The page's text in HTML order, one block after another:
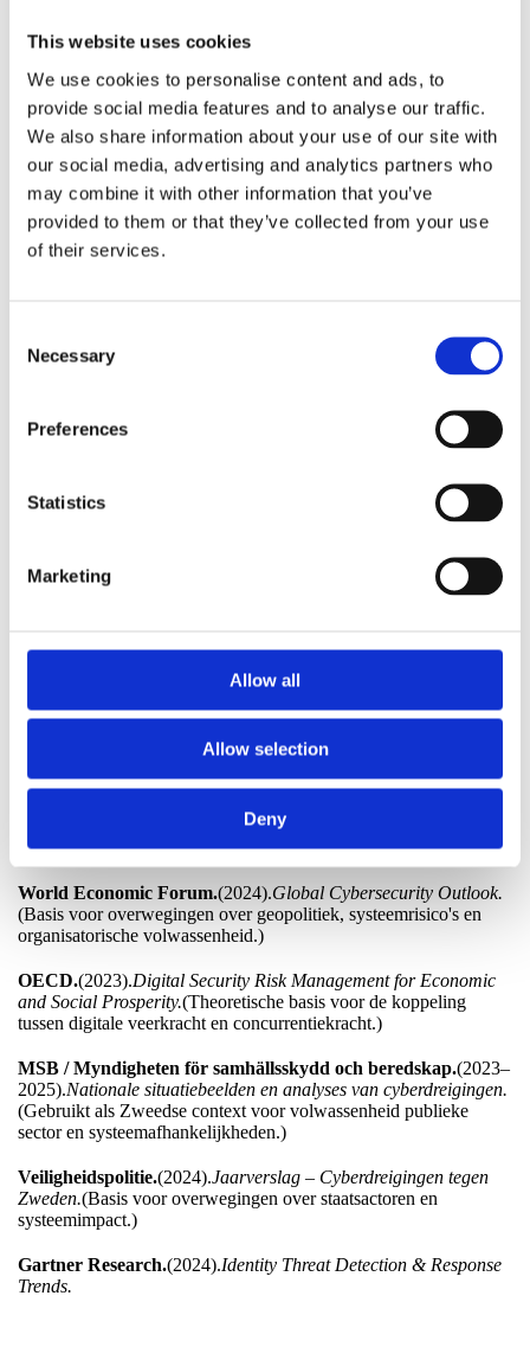
This website uses cookies
We use cookies to personalise content and ads, to
provide social media features and to analyse our traffic.
We also share information about your use of our site with
our social media, advertising and analytics partners who
may combine it with other information that you’ve
provided to them or that they’ve collected from your use
of their services.
Selection
Necessary
Preferences
Statistics
Marketing
Allow all
Allow selection
Deny
storm komt, en die ervoor zorgt dat iedereen overleeft.
Bronvermelding
Radar, Northwave & OneMore Secure.(2026).Threat
Intelligence Update Q1 – Cyber Risk Navigator: Building
Operational Resilience.(Hoofdbasis voor cijfers over supply
chain-volwassenheid, AI-gedreven aanvallen en NIS2-
voorbereiding.)
over aanvallersmethoden, supply chain-aanvallen en
systeemrisico's.)
ENISA – European Union Agency for Cybersecurity.
(2023).Supply Chain Cybersecurity Good Practices.
(Basis voor
Threat Intelligence Index 2025.
over NIS2-volwassenheid, governance-eisen en uitdagingen voor
EU-commissie.(2022).Richtlijn (EU) 2022/2555 – NIS2 Richtlijn.
(Hoofdjuridische bron voor eisen aan supply chain governance,
management accountability en risicogebaseerde maatregelen.)
achtergrond voor overwegingen over AI-gedreven aanvallen,
identiteitsmisbruik en het wereldwijde dreigingsbeeld.)
World Economic Forum.(2024).Global Cybersecurity Outlook.
(Basis voor overwegingen over geopolitiek, systeemrisico's en
organisatorische volwassenheid.)
OECD.(2023).Digital Security Risk Management for Economic
and Social Prosperity.(Theoretische basis voor de koppeling
tussen digitale veerkracht en concurrentiekracht.)
MSB / Myndigheten för samhällsskydd och beredskap.(2023–
2025).Nationale situatiebeelden en analyses van cyberdreigingen.
(Gebruikt als Zweedse context voor volwassenheid publieke
sector en systeemafhankelijkheden.)
Veiligheidspolitie.(2024).Jaarverslag – Cyberdreigingen tegen
Zweden.(Basis voor overwegingen over staatsactoren en
systeemimpact.)
Gartner Research.(2024).Identity Threat Detection & Response
Trends.